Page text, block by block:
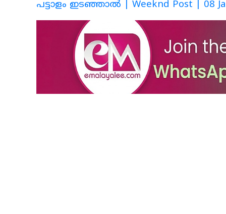
പട്ടാളം ഇടഞ്ഞാൽ | Weeknd Post | 08